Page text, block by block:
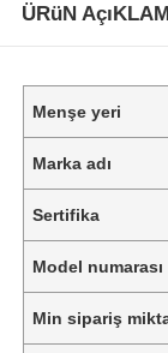
ÜRüN
Menşe yeri
Marka adı
Sertifika
Model numarası
Min sipariş